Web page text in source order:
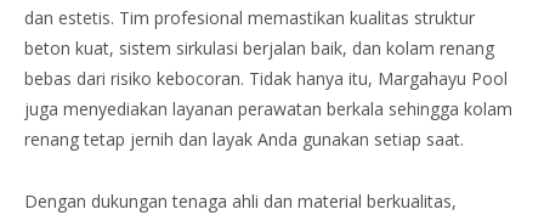
dan estetis. Tim profesional memastikan kualitas struktur
beton kuat, sistem sirkulasi berjalan baik, dan kolam renang
bebas dari risiko kebocoran. Tidak hanya itu, Margahayu Pool
juga menyediakan layanan perawatan berkala sehingga kolam
renang tetap jernih dan layak Anda gunakan setiap saat.
Dengan dukungan tenaga ahli dan material berkualitas,